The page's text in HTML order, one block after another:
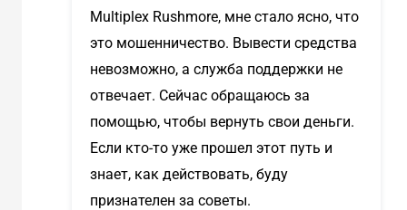
Multiplex Rushmore, мне стало ясно, что
это мошенничество. Вывести средства
невозможно, а служба поддержки не
отвечает. Сейчас обращаюсь за
помощью, чтобы вернуть свои деньги.
Если кто-то уже прошел этот путь и
знает, как действовать, буду
признателен за советы.